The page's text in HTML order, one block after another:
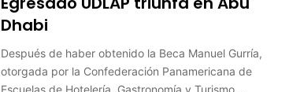
Dhabi
Después de haber obtenido la Beca Manuel Gurría,
otorgada por la Confederación Panamericana de
Escuelas de Hotelería, Gastronomía y Turismo…